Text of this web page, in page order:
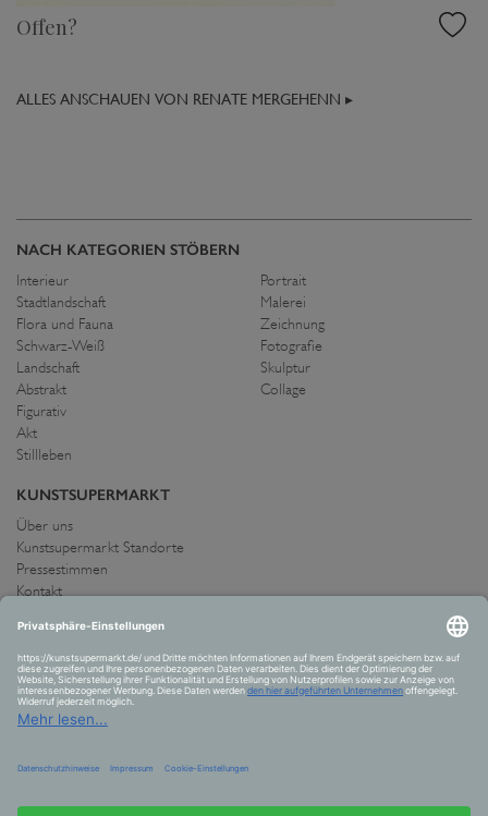
Offen?
ALLES ANSCHAUEN VON RENATE MERGEHENN ▸
NACH KATEGORIEN STÖBERN
Interieur
Stadtlandschaft
Flora und Fauna
Schwarz-Weiß
Landschaft
Abstrakt
Figurativ
Akt
Stillleben
Portrait
Malerei
Zeichnung
Fotografie
Skulptur
Collage
KUNSTSUPERMARKT
Über uns
Kunstsupermarkt Standorte
Pressestimmen
Kontakt
IMPRESSUM UND AGB
Allgemeine Geschäftsbedingungen
Widerrufsrecht
Datenschutzerklärung
Allgemeine Geschäftsbedingungen
Versand und Zahlung